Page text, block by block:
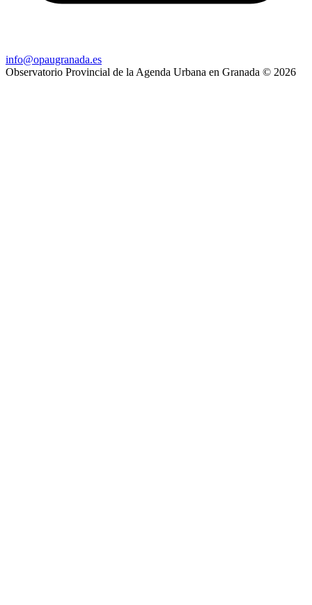
info@opaugranada.es
Observatorio Provincial de la Agenda Urbana en Granada © 2026